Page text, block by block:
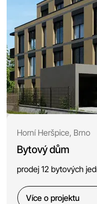
Horní Heršpice, Brno
Bytový dům
prodej 12 bytových
Více o projektu